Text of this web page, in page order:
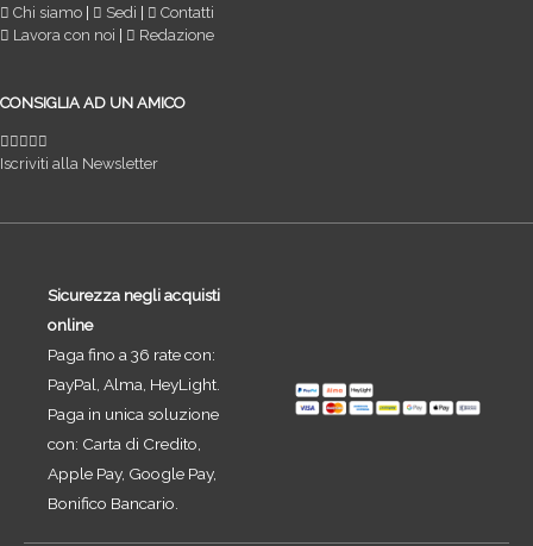
Chi siamo | Sedi |
Contatti
Lavora con noi | Redazione
CONSIGLIA AD UN AMICO
Iscriviti alla Newsletter
Sicurezza negli acquisti
online
Paga fino a 36 rate con:
PayPal, Alma, HeyLight.
Paga in unica soluzione
con: Carta di Credito,
Apple Pay, Google Pay,
Bonifico Bancario.